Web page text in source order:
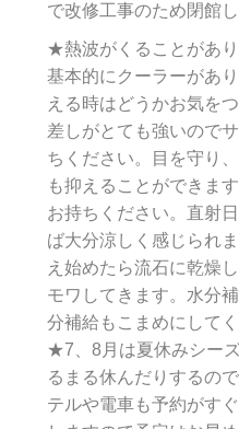
で改修工事のため閉館し
★熱波がくることがあ
基本的にクーラーがあ
える時はどうかお気を
差しがとても強いので
ちください。目を守り
も抑えることができま
お持ちください。直射
ば大分涼しく感じられ
え始めたら流石に乾燥
モワしてきます。水分
分補給もこまめにしてく
★7、8月は夏休みシー
るまる休んだりするの
テルや電車も予約がす